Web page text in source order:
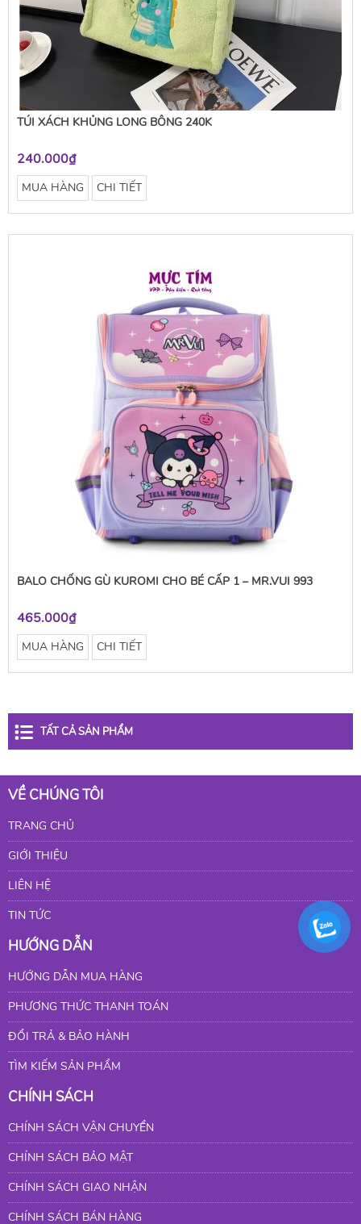
TÚI XÁCH KHỦNG LONG BÔNG 240K
240.000₫
MUA HÀNG CHI TIẾT
BALO CHỐNG GÙ KUROMI CHO BÉ CẤP 1 – MR.VUI 993
465.000₫
MUA HÀNG CHI TIẾT
TẤT CẢ SẢN PHẨM
VỀ CHÚNG TÔI
TRANG CHỦ
GIỚI THIỆU
LIÊN HỆ
TIN TỨC
HƯỚNG DẪN
HƯỚNG DẪN MUA HÀNG
PHƯƠNG THỨC THANH TOÁN
ĐỔI TRẢ & BẢO HÀNH
TÌM KIẾM SẢN PHẨM
CHÍNH SÁCH
CHÍNH SÁCH VẬN CHUYỂN
CHÍNH SÁCH BẢO MẬT
CHÍNH SÁCH GIAO NHẬN
CHÍNH SÁCH BÁN HÀNG